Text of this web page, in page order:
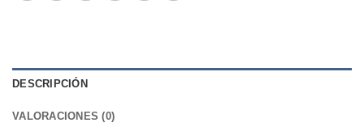
DESCRIPCIÓN
VALORACIONES (0)